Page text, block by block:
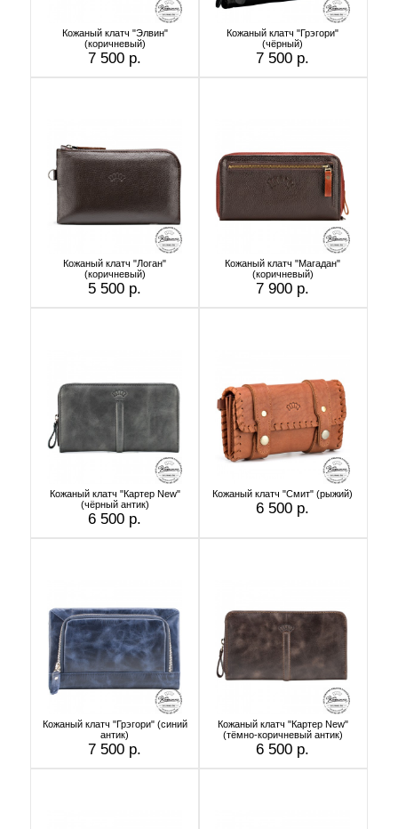
Кожаный клатч "Элвин"
(коричневый)
7 500 р.
Кожаный клатч "Грэгори"
(чёрный)
7 500 р.
Кожаный клатч "Логан"
(коричневый)
5 500 р.
Кожаный клатч "Магадан"
(коричневый)
7 900 р.
Кожаный клатч "Картер New"
(чёрный антик)
6 500 р.
Кожаный клатч "Смит" (рыжий)
6 500 р.
Кожаный клатч "Грэгори" (синий
антик)
7 500 р.
Кожаный клатч "Картер New"
(тёмно-коричневый антик)
6 500 р.